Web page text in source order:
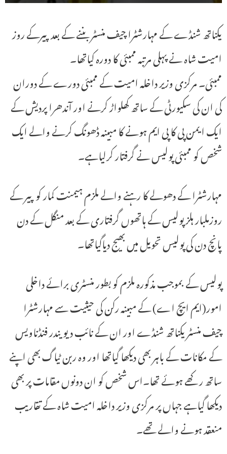
یکناتھ شنڈے کے مہارشٹرا چیف منسٹر بننے کے بعد پیرکے روز
امیت شاہ نے پہلی مرتبہ ممبئی کا دورہ کیاتھا۔
ممبئی۔ مرکزی وزیر داخلہ امیت کے ممبئی دورے کے دوران
کی ان کی سکیورٹی کے ساتھ کھلواڑ کرنے اور آندھرا پردیش کے
ایک ایمن پی کا پی ایم ہونے کا مبینہ ڈھونگ کرنے والے ایک
شخص کو ممبئی پولیس نے گرفتار کرلیاہے۔
مہارشٹرا کے دھولے کا رہنے والے ملزم ہیمنت کمار کو پیر کے
روزملبار ہلز پولیس کے ہاتھوں گرفتاری کے بعد منگل کے دن
پانچ دن کی پولیس تحویل میں بھیج دیاگیاتھا۔
پولیس کے بموجب مذکورہ ملزم کو بطور منسٹری برائے داخلی
امور(ایم ایچ اے) کے مبینہ رکن کی حیثیت سے مہارشٹرا
چیف منسٹر یکناتھ شنڈے اور ان کے نائب دیویندر فنڈناویس
کے مکانات کے باہر بھی دیکھا گیاتھا اور وہ ربن ٹیاگ بھی اپنے
ساتھ رکھے ہوئے تھا۔اس شخص کو ان دونوں مقامات پر بھی
دیکھا گیاہے جہاں پر مرکزی وزیر داخلہ امیت شاہ کے تقاریب
منعقد ہونے والے تھے۔